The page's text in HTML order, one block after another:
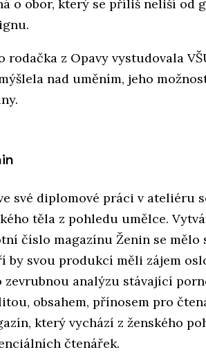
o obor, který se příliš neliší od
rodačka z Opavy vystudovala
nad uměním, jeho
své diplomové práci v ateliéru
těla z pohledu umělce.
číslo magazínu Ženin se mělo
by svou produkcí měli zájem
zevrubnou analýzu stávající
obsahem, přínosem pro
který vychází z ženského
čtenářek.